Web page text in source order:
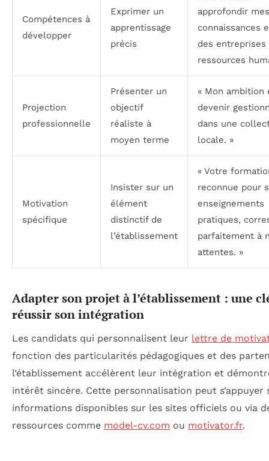
Compétences à
développer
Exprimer un
apprentissage
précis
approfondir mes
connaissances
des entreprises
ressources
Projection
professionnelle
Présenter un
objectif
réaliste à
moyen terme
« Mon ambition
devenir
dans une
locale. »
Motivation
spécifique
Insister sur un
élément
distinctif de
l’établissement
« Votre
reconnue pour
enseignements
pratiques,
parfaitement à
attentes. »
Adapter son projet à l’établissement : une
réussir son intégration
Les candidats qui personnalisent leur lettre de
fonction des particularités pédagogiques et des
l’établissement accélèrent leur intégration et
intérêt sincère. Cette personnalisation peut s’appuyer
informations disponibles sur les sites officiels ou via
ressources comme model-cv.com ou motivator.fr.